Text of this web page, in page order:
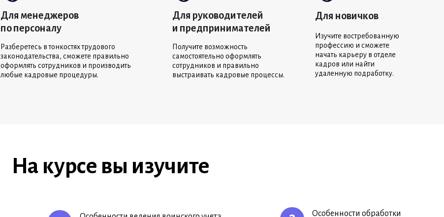
Для менеджеров
по персоналу
Разберетесь в тонкостях трудового
законодательства, сможете правильно
оформлять сотрудников и производить
любые кадровые процедуры.
Для руководителей
и предпринимателей
Для новичков
Получите возможность
самостоятельно оформлять
сотрудников и правильно
выстраивать кадровые процессы.
Изучите востребованную
профессию и сможете
начать карьеру в отделе
кадров или найти
удаленную подработку.
На курсе вы изучите
Особенности обработки